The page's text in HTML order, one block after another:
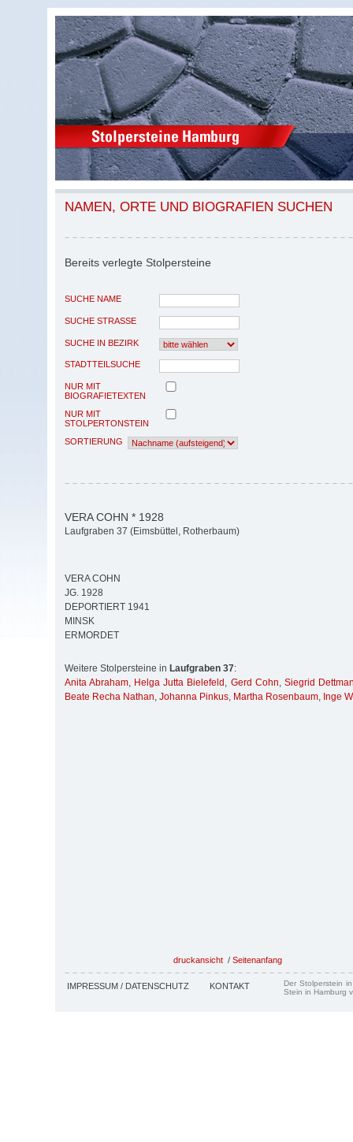
NAMEN, ORTE UND BIOGRAFIEN SUCHEN
Bereits verlegte Stolpersteine
SUCHE NAME
SUCHE STRASSE
SUCHE IN BEZIRK
STADTTEILSUCHE
NUR MIT
BIOGRAFIETEXTEN
NUR MIT
STOLPERTONSTEIN
SORTIERUNG
VERA COHN * 1928
Laufgraben 37 (Eimsbüttel, Rotherbaum)
VERA COHN
JG. 1928
DEPORTIERT 1941
MINSK
ERMORDET
Weitere Stolpersteine in Laufgraben 37:
Anita Abraham, Helga Jutta Bielefeld , Gerd Cohn, Siegrid
Beate Recha Nathan, Johanna Pinkus, Martha Rosenbaum, Inge
druckansicht / Seitenanfang
IMPRESSUM / DATENSCHUTZ KONTAKT
Der Stolperstein
Stein in Hamburg